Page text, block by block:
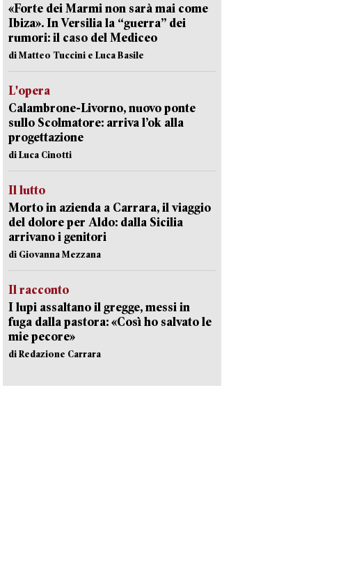
«Forte dei Marmi non sarà mai come
Ibiza». In Versilia la “guerra” dei
rumori: il caso del Mediceo
di Matteo Tuccini e Luca Basile
L'opera
Calambrone-Livorno, nuovo ponte
sullo Scolmatore: arriva l’ok alla
progettazione
di Luca Cinotti
Il lutto
Morto in azienda a Carrara, il viaggio
del dolore per Aldo: dalla Sicilia
arrivano i genitori
di Giovanna Mezzana
Il racconto
I lupi assaltano il gregge, messi in
fuga dalla pastora: «Così ho salvato le
mie pecore»
di Redazione Carrara